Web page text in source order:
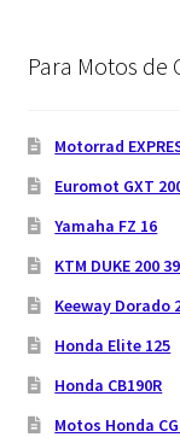
Para Motos de
Motorrad
Euromot GXT
Yamaha FZ 16
KTM DUKE 200
Keeway Dorado
Honda Elite 125
Honda CB190R
Motos Honda